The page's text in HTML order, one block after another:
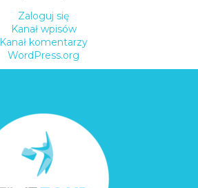
Zaloguj się
Kanał wpisów
Kanał komentarzy
WordPress.org